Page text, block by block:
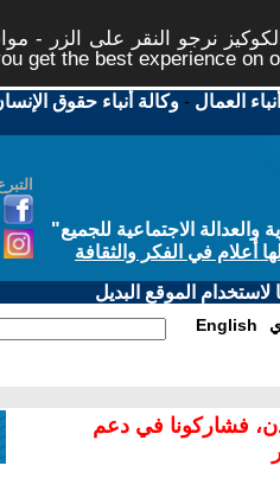
نرجو النقر على الزر -
get the best experience on
العمال -وكالة أنباء حقوق
الاجتماعية للجميع"
أعلام في الفكر والثقافة
الموقع البديل
English
فشاركونا في دعم